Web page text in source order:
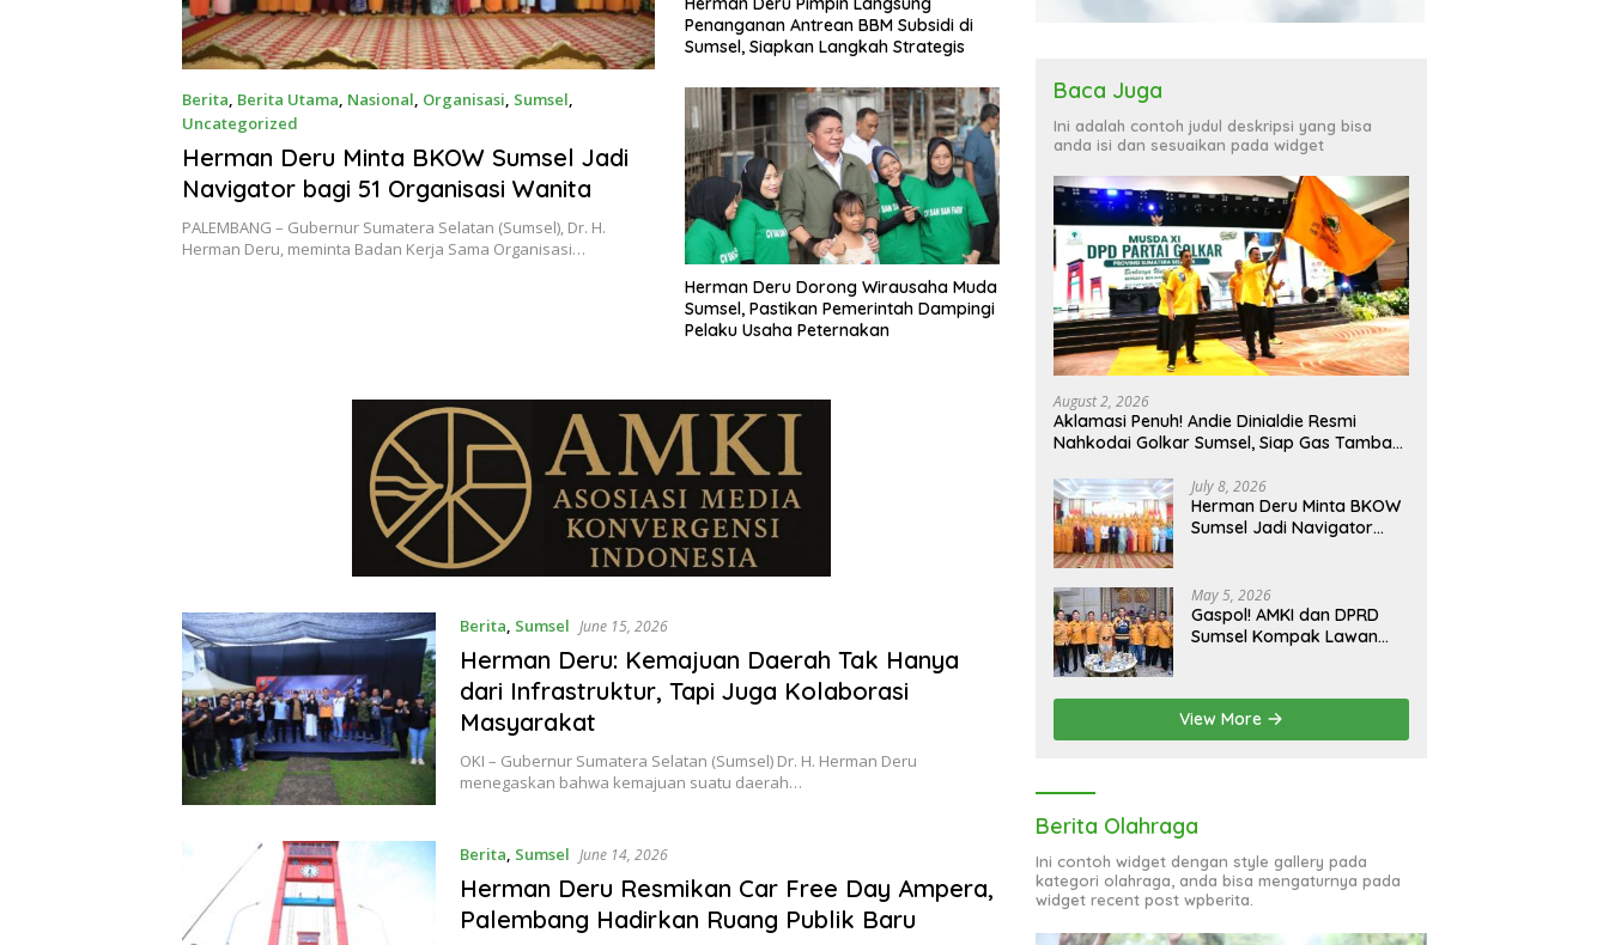
Berita, Berita Utama, Nasional, Organisasi, Sumsel,
Uncategorized
July 8, 2026
Herman Deru Minta BKOW Sumsel Jadi
Navigator bagi 51 Organisasi Wanita
PALEMBANG – Gubernur Sumatera Selatan (Sumsel), Dr. H.
Herman Deru, meminta Badan Kerja Sama Organisasi…
Penanganan Antrean BBM Subsidi di
Sumsel, Siapkan Langkah Strategis
Herman Deru Dorong Wirausaha Muda
Sumsel, Pastikan Pemerintah Dampingi
Pelaku Usaha Peternakan
Berita, Sumsel June 15, 2026
Herman Deru: Kemajuan Daerah Tak Hanya
dari Infrastruktur, Tapi Juga Kolaborasi
Masyarakat
OKI – Gubernur Sumatera Selatan (Sumsel) Dr. H. Herman Deru
menegaskan bahwa kemajuan suatu daerah…
Berita, Sumsel June 14, 2026
Herman Deru Resmikan Car Free Day Ampera,
Palembang Hadirkan Ruang Publik Baru
Baca Juga
Ini adalah contoh judul deskripsi yang bisa
anda isi dan sesuaikan pada widget
August 2, 2026
Aklamasi Penuh! Andie Dinialdie Resmi
Nahkodai Golkar Sumsel, Siap Gas Tambah
July 8, 2026
Herman Deru Minta BKOW
Sumsel Jadi Navigator
May 5, 2026
Gaspol! AMKI dan DPRD
Sumsel Kompak Lawan
View More
Berita Olahraga
Ini contoh widget dengan style gallery pada
kategori olahraga, anda bisa mengaturnya pada
widget recent post wpberita.